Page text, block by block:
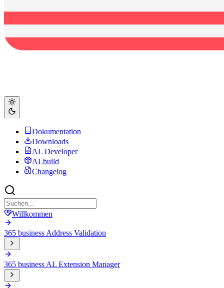
Dokumentation
Downloads
AL Developer
ALbuild
Changelog
Willkommen
365 business Address Validation
365 business AL Extension Manager